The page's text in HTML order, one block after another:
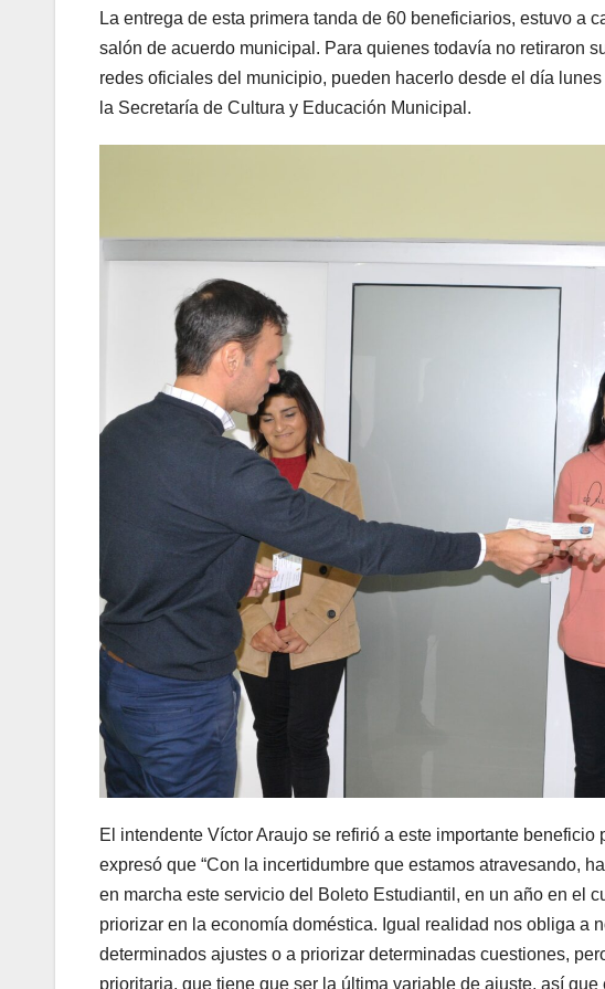
La entrega de esta primera tanda de 60 beneficiarios, estuvo a
salón de acuerdo municipal. Para quienes todavía no retiraron
redes oficiales del municipio, pueden hacerlo desde el día
la Secretaría de Cultura y Educación Municipal.
El intendente Víctor Araujo se refirió a este importante
expresó que “Con la incertidumbre que estamos atravesando,
en marcha este servicio del Boleto Estudiantil, en un año en el
priorizar en la economía doméstica. Igual realidad nos obliga a
determinados ajustes o a priorizar determinadas cuestiones,
prioritaria, que tiene que ser la última variable de ajuste, así